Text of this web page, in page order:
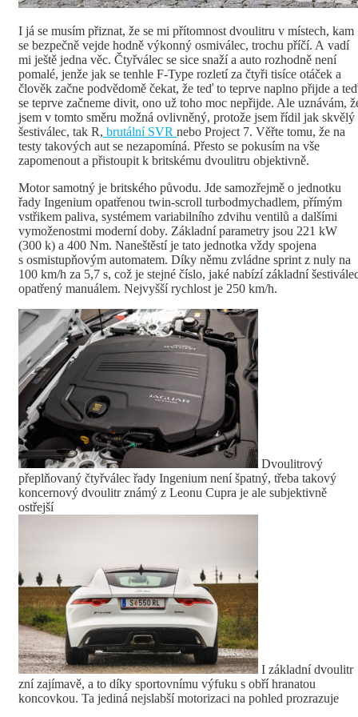
I já se musím přiznat, že se mi přítomnost dvoulitru v místech, kam
se bezpečně vejde hodně výkonný osmiválec, trochu příčí. A vadí
mi ještě jedna věc. Čtyřválec se sice snaží a auto rozhodně není
pomalé, jenže jak se tenhle F-Type rozletí za čtyři tisíce otáček a
člověk začne podvědomě čekat, že teď to teprve naplno přijde a teď
se teprve začneme divit, ono už toho moc nepřijde. Ale uznávám,
jsem v tomto směru možná ovlivněný, protože jsem řídil jak skvělý
šestiválec, tak R, brutální SVR nebo Project 7. Věřte tomu, že na
testy takových aut se nezapomíná. Přesto se pokusím na vše
zapomenout a přistoupit k britskému dvoulitru objektivně.
Motor samotný je britského původu. Jde samozřejmě o jednotku
řady Ingenium opatřenou twin-scroll turbodmychadlem, přímým
vstřikem paliva, systémem variabilního zdvihu ventilů a dalšími
vymoženostmi moderní doby. Základní parametry jsou 221 kW
(300 k) a 400 Nm. Naneštěstí je tato jednotka vždy spojena
s osmistupňovým automatem. Díky němu zvládne sprint z nuly na
100 km/h za 5,7 s, což je stejné číslo, jaké nabízí základní
opatřený manuálem. Nejvyšší rychlost je 250 km/h.
Dvoulitrový
přeplňovaný čtyřválec řady Ingenium není špatný, třeba takový
koncernový dvoulitr známý z Leonu Cupra je ale subjektivně
ostřejší
I základní dvoulitr
zní zajímavě, a to díky sportovnímu výfuku s obří hranatou
koncovkou. Ta jediná nejslabší motorizaci na pohled prozrazuje